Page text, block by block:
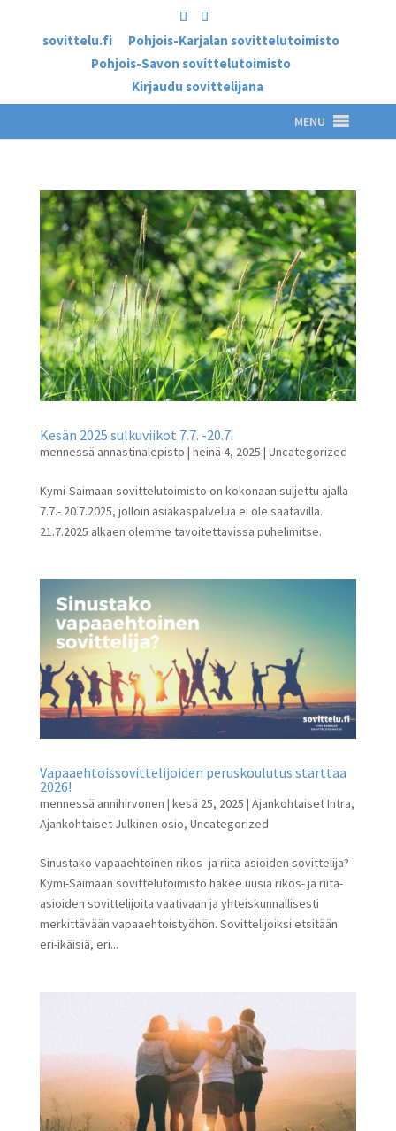
sovittelu.fi
Pohjois-Karjalan sovittelutoimisto
Pohjois-Savon sovittelutoimisto
Kirjaudu sovittelijana
MENU
Kesän 2025 sulkuviikot 7.7. -20.7.
mennessä annastinalepisto | heinä 4, 2025 | Uncategorized
Kymi-Saimaan sovittelutoimisto on kokonaan suljettu ajalla
7.7.- 20.7.2025, jolloin asiakaspalvelua ei ole saatavilla.
21.7.2025 alkaen olemme tavoitettavissa puhelimitse.
Vapaaehtoissovittelijoiden peruskoulutus starttaa
2026!
mennessä annihirvonen | kesä 25, 2025 | Ajankohtaiset Intra,
Ajankohtaiset Julkinen osio, Uncategorized
Sinustako vapaaehtoinen rikos- ja riita-asioiden sovittelija?
Kymi-Saimaan sovittelutoimisto hakee uusia rikos- ja riita-
asioiden sovittelijoita vaativaan ja yhteiskunnallisesti
merkittävään vapaaehtoistyöhön. Sovittelijoiksi etsitään
eri-ikäisiä, eri...